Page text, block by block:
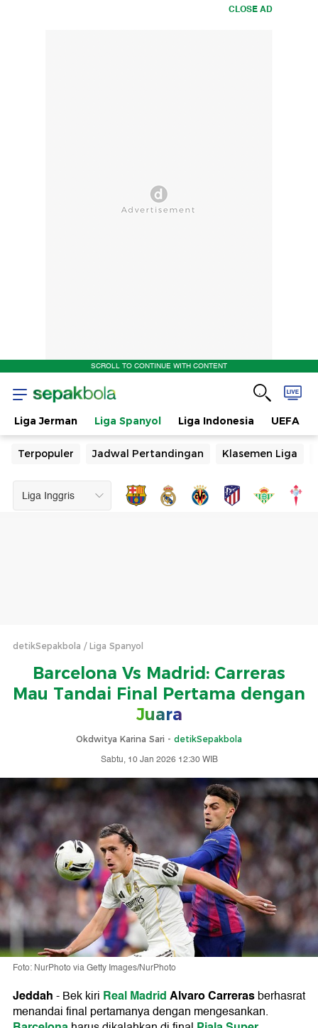
CLOSE AD
SCROLL TO CONTINUE WITH CONTENT
Liga Jerman Liga Spanyol Liga Indonesia UEFA
Terpopuler Jadwal Pertandingan Klasemen Liga
detikSepakbola Liga Spanyol
Barcelona Vs Madrid: Carreras
Mau Tandai Final Pertama dengan
Juara
Okdwitya Karina Sari - detikSepakbola
Sabtu, 10 Jan 2026 12:30 WIB
Foto: NurPhoto via Getty Images/NurPhoto
Jeddah-Bek kiri Real MadridAlvaro Carrerasberhasrat
menandai final pertamanya dengan mengesankan.